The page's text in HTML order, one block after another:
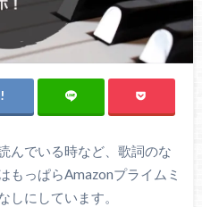
んでいる時など、歌詞のな
もっぱらAmazonプライムミ
しにしています。